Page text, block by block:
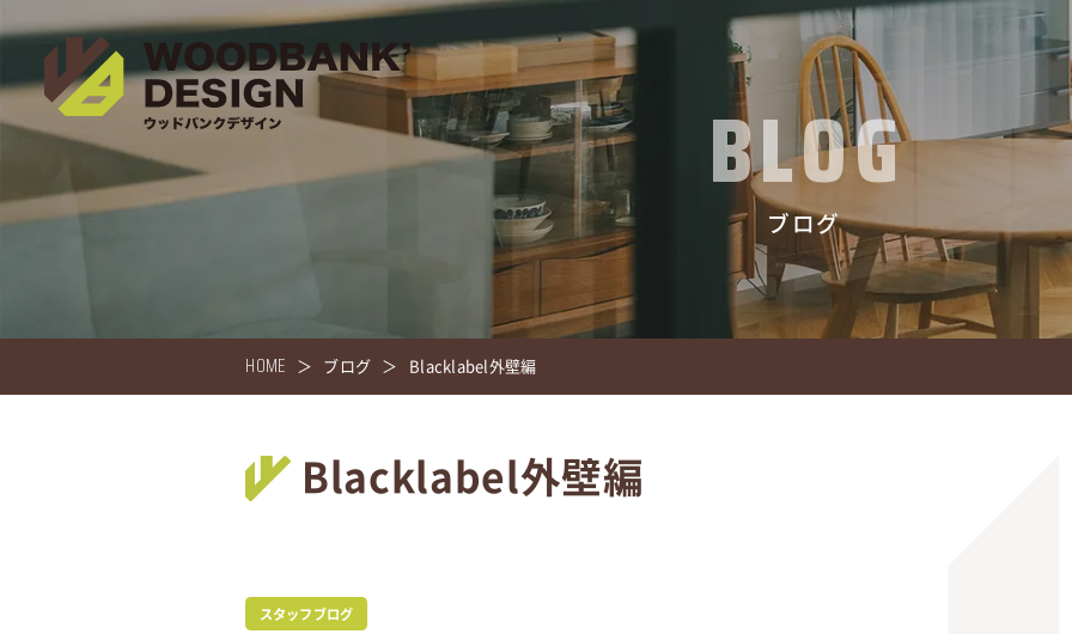
BLOG
ブログ
HOME ブログ Blacklabel外壁編
Blacklabel外壁編
スタッフブログ